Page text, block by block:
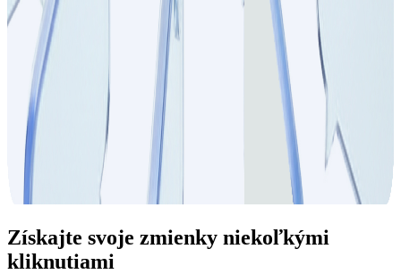
Získajte svoje zmienky niekoľkými
kliknutiami